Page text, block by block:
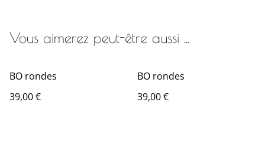
Vous aimerez peut-être aussi ...
BO rondes
39,00 €
BO rondes
39,00 €